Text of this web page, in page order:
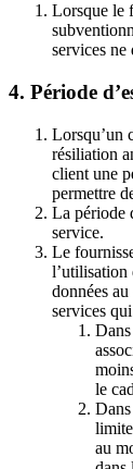
Lorsque le
services ne
4. Période
Lorsqu’un
résiliation
client une
permettre
La période
service.
Le
l’utilisation
données
services
le
au